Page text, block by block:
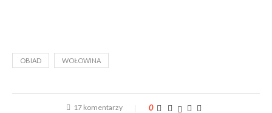
OBIAD WOŁOWINA
17 komentarzy 0